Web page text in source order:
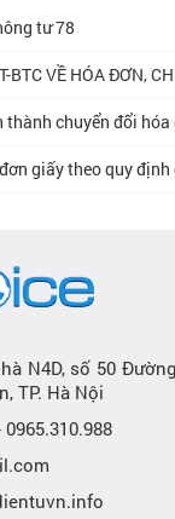
tư 78
VỀ HÓA ĐƠN,
thành chuyển đổi
giấy theo quy
N4D, số 50
TP. Hà Nội